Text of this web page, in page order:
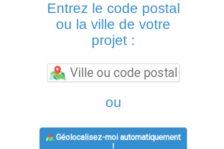
Entrez le code postal
ou la ville de votre
projet :
ou
Géolocalisez-moi automatiquement
!